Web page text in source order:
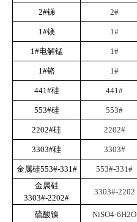
2#锑 2#
1#镁 1#
1#电解锰 1#
1#铬 1#
441#硅 441#
553#硅 553#
2202#硅 2202#
3303#硅 3303#
金属硅553#-331# 553#-331#
金属硅
3303#-2202#
3303#-2202
硫酸镍 NiSO4·6H2O